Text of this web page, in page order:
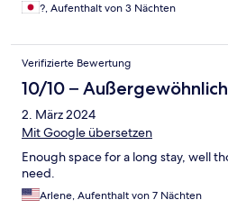
?, Aufenthalt von 3 Nächten
Verifizierte Bewertung
10/10 – Außergewöhnlich
2. März 2024
Mit Google übersetzen
Enough space for a long stay, well
need.
Arlene, Aufenthalt von 7 Nächten